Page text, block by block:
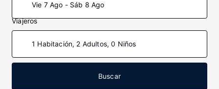
Vie 7 Ago - Sáb 8 Ago
Viajeros
1 Habitación, 2 Adultos, 0 Niños
Buscar